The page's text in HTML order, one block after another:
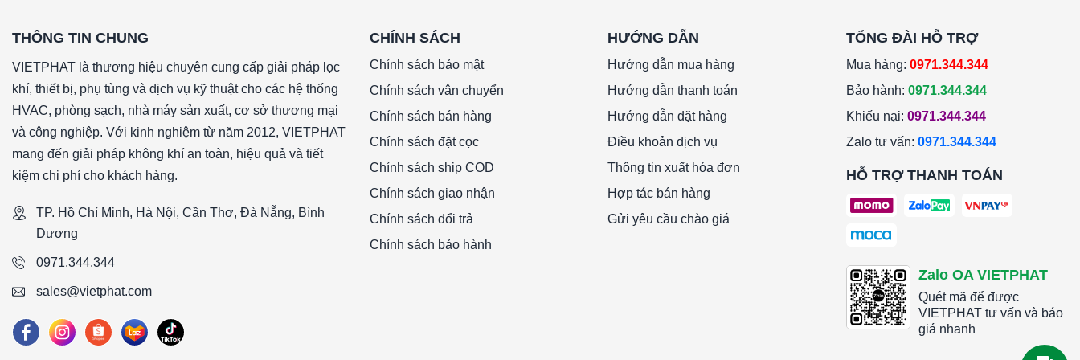
*Nhiệt độ hoạt động tối đa: 90 °C
*Loại gờ: Không có gờ
*Vận tốc gió bề mặt: 0.45 m/s
*Độ tổn thất áp suất ban đầu: 100Pa
*Độ tổn thất áp suất khuyến nghị thay thế: 500Pa
*Lưu lượng: 200CMH
*Kích thước (WxHxD): 250x600x70mm
####
THÔNG TIN CHUNG
VIETPHAT là thương hiệu chuyên cung cấp giải pháp lọc
khí, thiết bị, phụ tùng và dịch vụ kỹ thuật cho các hệ thống
HVAC, phòng sạch, nhà máy sản xuất, cơ sở thương mại
và công nghiệp. Với kinh nghiệm từ năm 2012, VIETPHAT
mang đến giải pháp không khí an toàn, hiệu quả và tiết
kiệm chi phí cho khách hàng.
TP. Hồ Chí Minh, Hà Nội, Cần Thơ, Đà Nẵng, Bình
Dương
0971.344.344
sales@vietphat.com
CHÍNH SÁCH
Chính sách bảo mật
Chính sách vận chuyển
Chính sách bán hàng
Chính sách đặt cọc
Chính sách ship COD
Chính sách giao nhận
Chính sách đổi trả
Chính sách bảo hành
HƯỚNG DẪN
Hướng dẫn mua hàng
Hướng dẫn thanh toán
Hướng dẫn đặt hàng
Điều khoản dịch vụ
Thông tin xuất hóa đơn
Hợp tác bán hàng
Gửi yêu cầu chào giá
TỔNG ĐÀI HỖ TRỢ
Mua hàng: 0971.344.344
Bảo hành: 0971.344.344
Khiếu nại: 0971.344.344
Zalo tư vấn: 0971.344.344
HỖ TRỢ THANH TOÁN
Zalo OA VIETPHAT
Quét mã để được
VIETPHAT tư vấn và báo
giá nhanh